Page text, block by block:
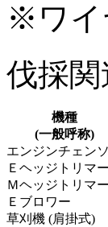
※ワイ
伐採
機種
(一般呼称)
エンジンチェン
Ｅヘッジトリマー
Ｍヘッジトリマー
Ｅブロワー
草刈機 (肩掛式)